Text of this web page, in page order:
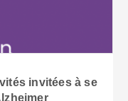
invitées à se